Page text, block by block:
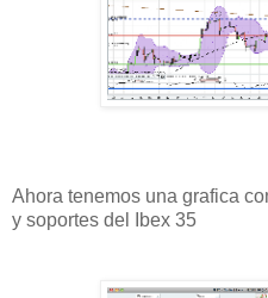
Ahora tenemos una grafica
y soportes del Ibex 35